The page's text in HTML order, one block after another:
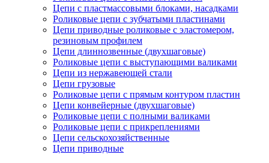
Цепи с пластмассовыми блоками, насадками
Роликовые цепи с зубчатыми пластинами
Цепи приводные роликовые с эластомером,
резиновым профилем
Цепи длиннозвенные (двухшаговые)
Роликовые цепи с выступающими валиками
Цепи из нержавеющей стали
Цепи грузовые
Роликовые цепи с прямым контуром пластин
Цепи конвейерные (двухшаговые)
Роликовые цепи с полными валиками
Роликовые цепи с прикреплениями
Цепи сельскохозяйственные
Цепи приводные